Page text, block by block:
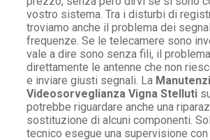
vostro sistema. Tra i disturbi di
troviamo anche il problema dei
frequenze. Se le telecamere sono
vale a dire sono senza fili, il
direttamente le antenne che non
e inviare giusti segnali. La
Videosorveglianza Vigna Stelluti
potrebbe riguardare anche una
sostituzione di alcuni componenti.
tecnico esegue una supervisione